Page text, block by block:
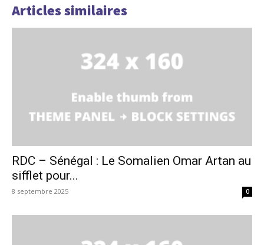
Articles similaires
RDC – Sénégal : Le Somalien Omar Artan au
sifflet pour...
8 septembre 2025 0